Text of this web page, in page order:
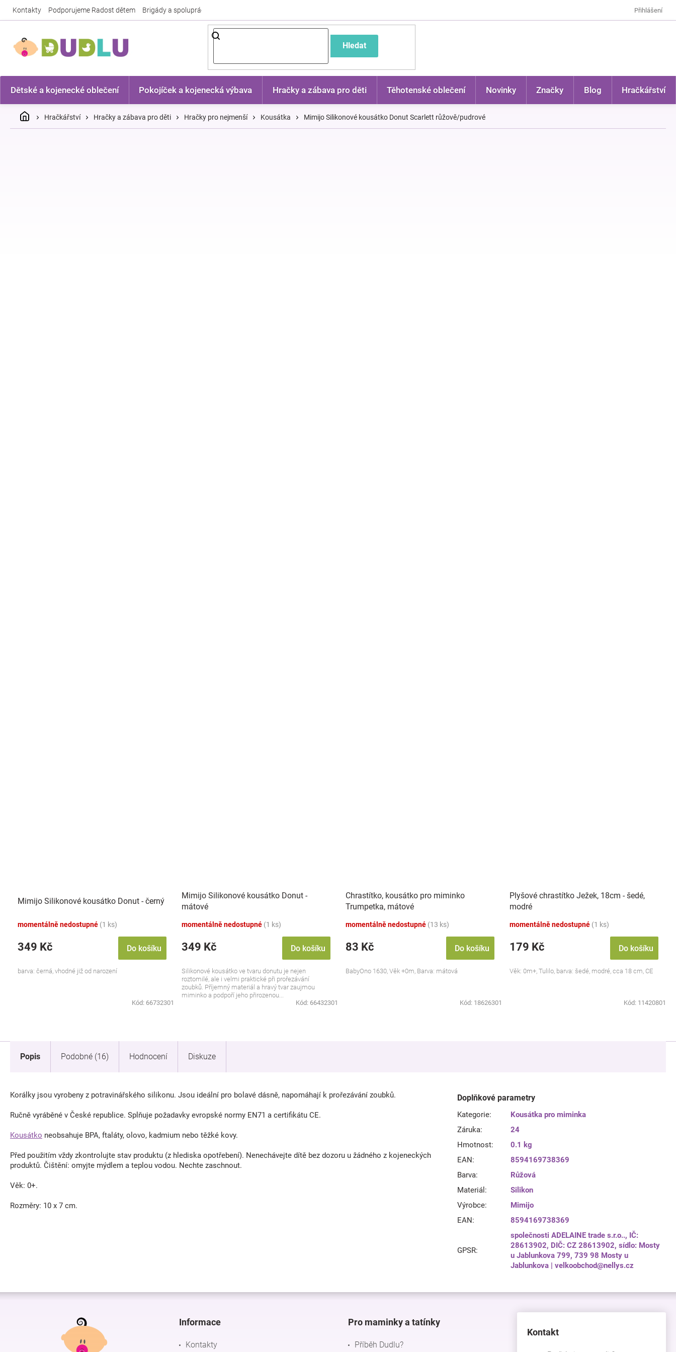
Kontakty Podporujeme Radost dětem Brigády a spolupráce Přihlášení
Hledat
Dětské a kojenecké oblečení Pokojíček a kojenecká výbava Hračky a zábava pro děti Těhotenské oblečení Novinky Značky Blog Hračkářství
DomůHračkářství Hračky a zábava pro děti Hračky pro nejmenší Kousátka Mimijo Silikonové kousátko Donut Scarlett růžově/pudrové
Mimijo Silikonové kousátko Donut - černý
momentálně nedostupné (1 ks)
349 Kč Do košíku
barva: černá, vhodné již od narození
Kód: 66732301
Mimijo Silikonové kousátko Donut -
mátové
momentálně nedostupné (1 ks)
349 Kč Do košíku
Silikonové kousátko ve tvaru donutu je nejen
roztomilé, ale i velmi praktické při prořezávání
zoubků. Příjemný materiál a hravý tvar zaujmou
miminko a podpoří jeho přirozenou...
Kód: 66432301
Chrastítko, kousátko pro miminko
Trumpetka, mátové
momentálně nedostupné (13 ks)
83 Kč Do košíku
BabyOno 1630, Věk +0m, Barva: mátová
Kód: 18626301
Plyšové chrastítko Ježek, 18cm - šedé,
modré
momentálně nedostupné (1 ks)
179 Kč Do košíku
Věk: 0m+, Tulilo, barva: šedé, modré, cca 18 cm, CE
Kód: 11420801
Popis Podobné (16) Hodnocení Diskuze
Korálky jsou vyrobeny z potravinářského silikonu. Jsou ideální pro bolavé dásně, napomáhají k prořezávání zoubků.
Ručně vyráběné v České republice. Splňuje požadavky evropské normy EN71 a certifikátu CE.
Kousátko neobsahuje BPA, ftaláty, olovo, kadmium nebo těžké kovy.
Před použitím vždy zkontrolujte stav produktu (z hlediska opotřebení). Nenechávejte dítě bez dozoru u žádného z kojeneckých
produktů. Čištění: omyjte mýdlem a teplou vodou. Nechte zaschnout.
Věk: 0+.
Rozměry: 10 x 7 cm.
Doplňkové parametry
Kategorie:
Kousátka pro miminka
Záruka:
24
Hmotnost:
0.1 kg
EAN:
8594169738369
Barva:
Růžová
Materiál :
Silikon
Výrobce:
Mimijo
EAN: 8594169738369
GPSR:
společnosti ADELAINE trade s.r.o.., IČ:
28613902, DIČ: CZ 28613902, sídlo: Mosty
u Jablunkova 799, 739 98 Mosty u
Jablunkova | velkoobchod@nellys.cz
Z
Informace
Kontakty
Pro maminky a tatínky
Příběh Dudlu?
Kontakt